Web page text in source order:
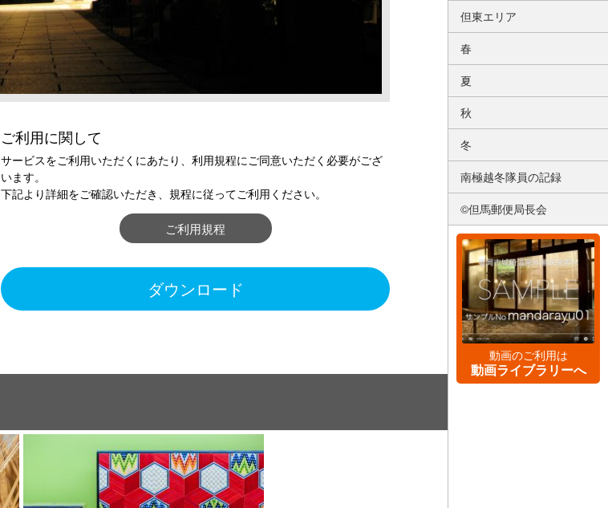
ご利用に関して
サービスをご利用いただくにあたり、利用規程にご同意いただく必要がござ
います。
下記より詳細をご確認いただき、規程に従ってご利用ください。
ご利用規程
ダウンロード
但東エリア
春
夏
秋
冬
南極越冬隊員の記録
©但馬郵便局長会
動画のご利用は
動画ライブラリーへ